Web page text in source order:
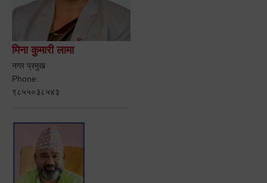
मिना कुमारी लामा
नगर प्रमुख
Phone:
९८५५०३८५४३